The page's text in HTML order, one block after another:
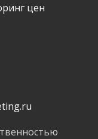
цен